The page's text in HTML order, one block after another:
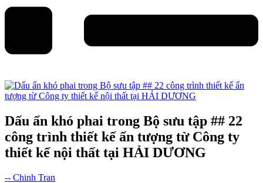
Dấu ấn khó phai trong Bộ sưu tập ## 22
công trình thiết kế ấn tượng từ Công ty
thiết kế nội thất tại HẢI DƯƠNG
-- Chinh Tran